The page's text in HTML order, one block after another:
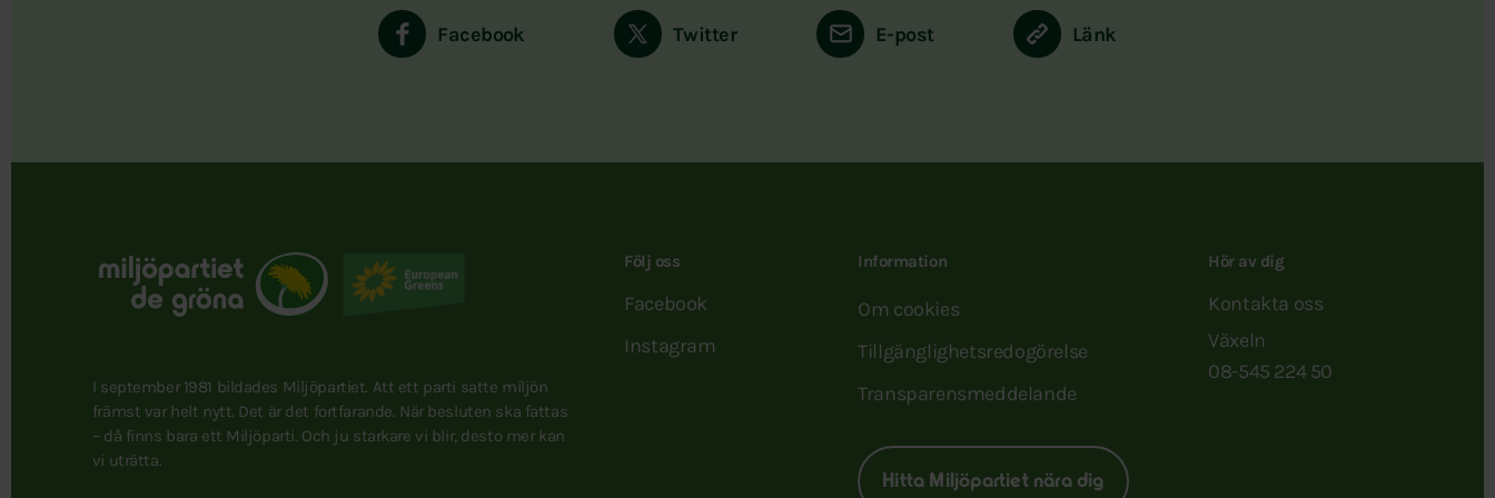
Facebook Twitter E-post Länk
I september 1981 bildades Miljöpartiet. Att ett parti satte miljön
främst var helt nytt. Det är det fortfarande. När besluten ska fattas
– då finns bara ett Miljöparti. Och ju starkare vi blir, desto mer kan
vi uträtta.
Följ oss
Facebook
Instagram
Information
Om cookies
Tillgänglighetsredogörelse
Transparensmeddelande
Hitta Miljöpartiet nära dig
Hör av dig
Kontakta oss
Växeln
08-545 224 50